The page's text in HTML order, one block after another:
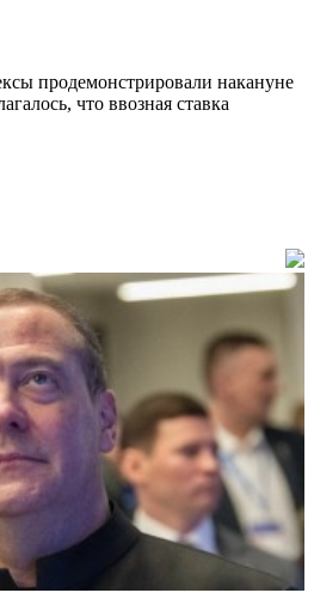
продемонстрировали накануне
что ввозная ставка